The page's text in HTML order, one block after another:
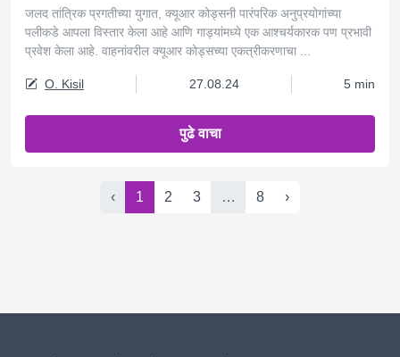
जलद तांत्रिक प्रगतीच्या युगात, क्यूआर कोड्सनी पारंपरिक अनुप्रयोगांच्या
पलीकडे आपला विस्तार केला आहे आणि गाड्यांमध्ये एक आश्चर्यकारक पण प्रभावी
प्रवेश केला आहे. वाहनांवरील क्यूआर कोड्सच्या एकत्रीकरणाचा ...
O. Kisil 27.08.24 5 min
पुढे वाचा
‹ 1 2 3 … 8 ›